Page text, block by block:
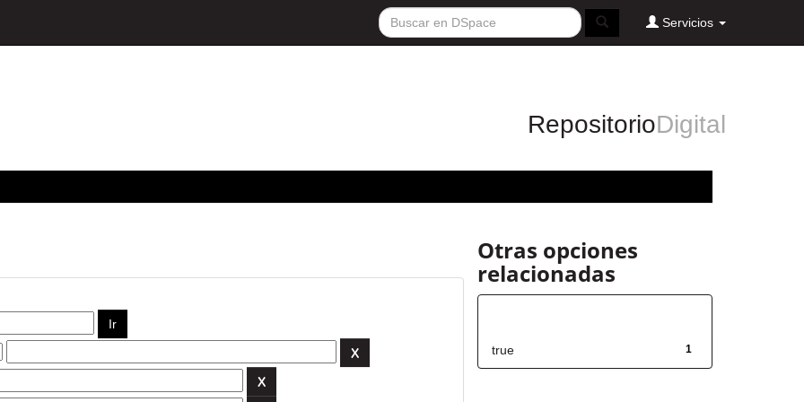
Servicios
RepositorioDigital
Otras opciones
relacionadas
1
true